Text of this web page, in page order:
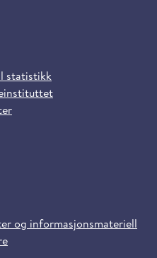
statistikk
og informasjonsmateriell